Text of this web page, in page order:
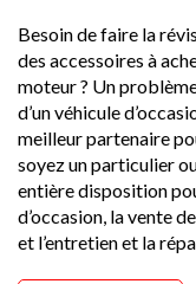
Besoin de faire la
des accessoires à
moteur ? Un
d’un véhicule
meilleur partenaire
soyez un particulier
entière disposition
d’occasion, la vente
et l’entretien et la